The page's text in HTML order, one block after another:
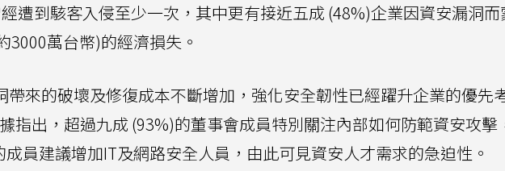
遭到駭客入侵至少一次，其中更有接近五成 (48%)企業因資安漏洞而
3000萬台幣)的經濟損失。
帶來的破壞及修復成本不斷增加，強化安全韌性已經躍升企業的優先
指出，超過九成 (93%)的董事會成員特別關注內部如何防範資安攻擊
成員建議增加IT及網路安全人員，由此可見資安人才需求的急迫性。